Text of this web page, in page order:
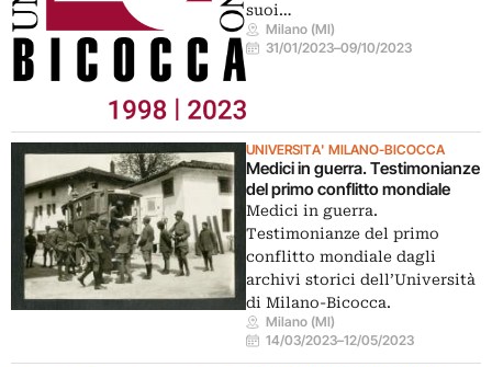
suoi…
Milano (MI)
31/01/2023–09/10/2023
UNIVERSITA' MILANO-BICOCCA
Medici in guerra. Testimonianze
del primo conflitto mondiale
Medici in guerra.
Testimonianze del primo
conflitto mondiale dagli
archivi storici dell’Università
di Milano-Bicocca.
Milano (MI)
14/03/2023–12/05/2023